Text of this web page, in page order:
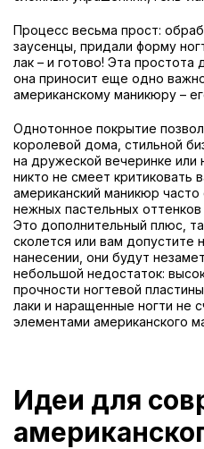
Процесс весьма прост:
заусенцы, придали форму
лак – и готово! Эта простота
она приносит еще одно
американскому маникюру –
Однотонное покрытие
королевой дома, стильной
на дружеской вечеринке
никто не смеет критиковать
американский маникюр часто
нежных пастельных
Это дополнительный плюс,
сколется или вам допустите
нанесении, они будут
небольшой недостаток:
прочности ногтевой
лаки и наращенные ногти не
элементами американского
Идеи для